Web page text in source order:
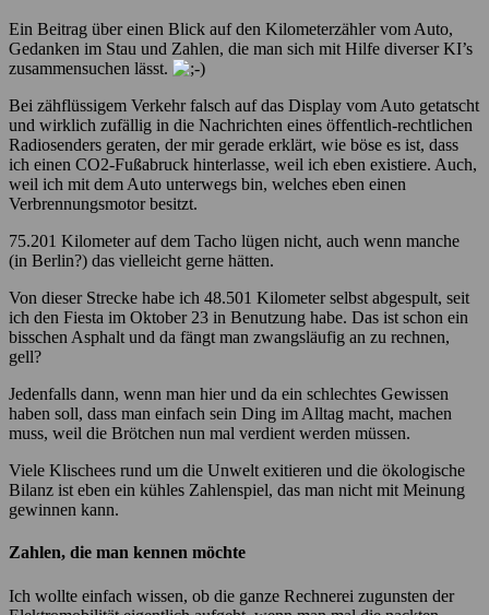
Ein Beitrag über einen Blick auf den Kilometerzähler vom Auto,
Gedanken im Stau und Zahlen, die man sich mit Hilfe diverser KI’s
zusammensuchen lässt.
Bei zähflüssigem Verkehr falsch auf das Display vom Auto getatscht
und wirklich zufällig in die Nachrichten eines öffentlich-rechtlichen
Radiosenders geraten, der mir gerade erklärt, wie böse es ist, dass
ich einen CO2-Fußabruck hinterlasse, weil ich eben existiere. Auch,
weil ich mit dem Auto unterwegs bin, welches eben einen
Verbrennungsmotor besitzt.
75.201 Kilometer auf dem Tacho lügen nicht, auch wenn manche
(in Berlin?) das vielleicht gerne hätten.
Von dieser Strecke habe ich 48.501 Kilometer selbst abgespult, seit
ich den Fiesta im Oktober 23 in Benutzung habe. Das ist schon ein
bisschen Asphalt und da fängt man zwangsläufig an zu rechnen,
gell?
Jedenfalls dann, wenn man hier und da ein schlechtes Gewissen
haben soll, dass man einfach sein Ding im Alltag macht, machen
muss, weil die Brötchen nun mal verdient werden müssen.
Viele Klischees rund um die Unwelt exitieren und die ökologische
Bilanz ist eben ein kühles Zahlenspiel, das man nicht mit Meinung
gewinnen kann.
Zahlen, die man kennen möchte
Ich wollte einfach wissen, ob die ganze Rechnerei zugunsten der